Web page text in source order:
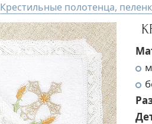
Крестильные полотенца,